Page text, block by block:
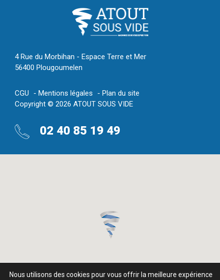
4 Rue du Morbihan - Espace Terre et Mer
56400 Plougoumelen
CGU Mentions légales
Plan du site
Copyright © 2026 ATOUT SOUS VIDE
02 40 85 19 49
Nous utilisons des cookies pour vous offrir la meilleure expérience